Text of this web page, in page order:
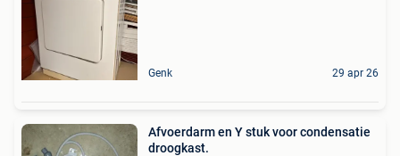
Genk 29 apr 26
Afvoerdarm en Y stuk voor condensatie
droogkast.